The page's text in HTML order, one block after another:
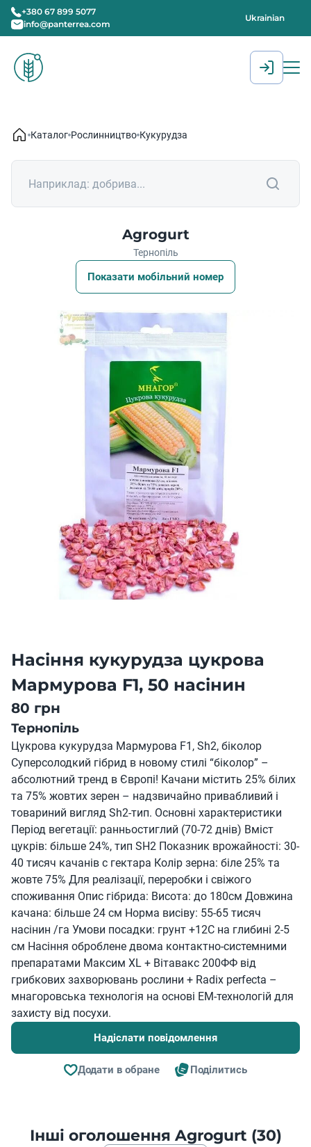
+380 67 899 5077
info@panterrea.com
Ukrainian
Каталог Рослинництво Кукурудза
Agrogurt
Тернопіль
Показати мобільний номер
Насіння кукурудза цукрова
Мармурова F1, 50 насінин
80 грн
Тернопіль
Цукрова кукурудза Мармурова F1, Sh2, біколор
Суперсолодкий гібрид в новому стилі “біколор” –
абсолютний тренд в Європі! Качани містить 25% білих
та 75% жовтих зерен – надзвичайно привабливий і
товариний вигляд Sh2-тип. Основні характеристики
Період вегетації: ранньостиглий (70-72 днів) Вміст
цукрів: більше 24%, тип SH2 Показник врожайності: 30-
40 тисяч качанів с гектара Колір зерна: біле 25% та
жовте 75% Для реалізації, переробки і свіжого
споживання Опис гібрида: Висота: до 180см Довжина
качана: більше 24 см Норма висіву: 55-65 тисяч
насінин /га Умови посадки: грунт +12С на глибині 2-5
см Насіння оброблене двома контактно-системними
препаратами Максим XL + Вітавакс 200ФФ від
грибкових захворювань рослини + Radix perfecta –
мнагоровська технологія на основі ЕМ-технологій для
захисту від посухи.
Надіслати повідомлення
Додати в обране Поділитись
Інші оголошення Agrogurt (30)